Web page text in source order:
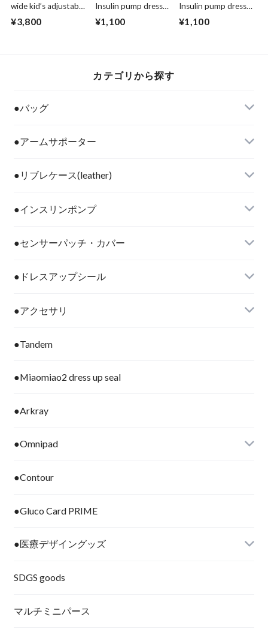
wide kid’s adjustable
Pump supporter ワ
イドサポーター ブ
¥3,800
Insulin pump dress
up seal “Strawberry
thief"マットタイプ
¥1,100
Insulin pump dress
up seal “ antique
rose"マットタイプ
¥1,100
カテゴリから探す
●バッグ
●アームサポーター
●リブレケース(leather)
●インスリンポンプ
●センサーパッチ・カバー
●ドレスアップシール
●アクセサリ
●Tandem
●Miaomiao2 dress up seal
●Arkray
●Omnipad
●Contour
●Gluco Card PRIME
●医療デザイングッズ
SDGS goods
マルチミニパース